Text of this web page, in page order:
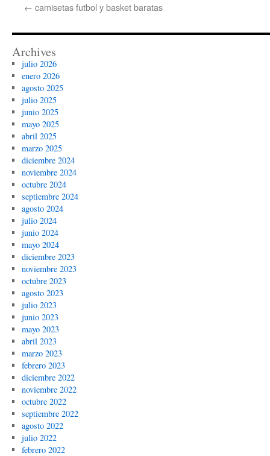
← camisetas futbol y basket baratas
Archives
julio 2026
enero 2026
agosto 2025
julio 2025
junio 2025
mayo 2025
abril 2025
marzo 2025
diciembre 2024
noviembre 2024
octubre 2024
septiembre 2024
agosto 2024
julio 2024
junio 2024
mayo 2024
diciembre 2023
noviembre 2023
octubre 2023
agosto 2023
julio 2023
junio 2023
mayo 2023
abril 2023
marzo 2023
febrero 2023
diciembre 2022
noviembre 2022
octubre 2022
septiembre 2022
agosto 2022
julio 2022
febrero 2022